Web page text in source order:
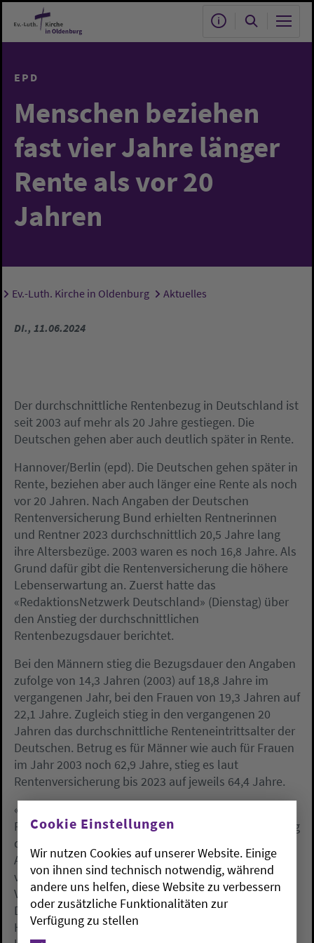
Zum Hauptinhalt springen
EPD
Menschen beziehen
fast vier Jahre länger
Rente als vor 20
Jahren
Sie sind hier:
Ev.-Luth. Kirche in Oldenburg Aktuelles
DI., 11.06.2024
Der durchschnittliche Rentenbezug in Deutschland ist
seit 2003 auf mehr als 20 Jahre gestiegen. Die
Deutschen gehen aber auch deutlich später in Rente.
Hannover/Berlin (epd). Die Deutschen gehen später in
Rente, beziehen aber auch länger eine Rente als noch
vor 20 Jahren. Nach Angaben der Deutschen
Rentenversicherung Bund erhielten Rentnerinnen
und Rentner 2023 durchschnittlich 20,5 Jahre lang
ihre Altersbezüge. 2003 waren es noch 16,8 Jahre. Als
Grund dafür gibt die Rentenversicherung die höhere
Lebenserwartung an. Zuerst hatte das
«RedaktionsNetzwerk Deutschland» (Dienstag) über
den Anstieg der durchschnittlichen
Rentenbezugsdauer berichtet.
Bei den Männern stieg die Bezugsdauer den Angaben
zufolge von 14,3 Jahren (2003) auf 18,8 Jahre im
vergangenen Jahr, bei den Frauen von 19,3 Jahren auf
22,1 Jahre. Zugleich stieg in den vergangenen 20
Jahren das durchschnittliche Renteneintrittsalter der
Deutschen. Betrug es für Männer wie auch für Frauen
im Jahr 2003 noch 62,9 Jahre, stieg es laut
Rentenversicherung bis 2023 auf jeweils 64,4 Jahre.
«Grund für den langfristigen Anstieg des
Renteneintrittsalters sind insbesondere die Anhebung
der Altersgrenzen für die Inanspruchnahme einer
Altersrente und das Auslaufen von zwei
vorgezogenen Altersrentenarten», sagte der
Vorsitzende der Bundesvertreterversammlung der
Deutschen Rentenversicherung Bund, Uwe
Hildebrandt. Die vorgezogenen Altersrentenarten
Cookie Einstellungen
Wir nutzen Cookies auf unserer Website. Einige
von ihnen sind technisch notwendig, während
andere uns helfen, diese Website zu verbessern
oder zusätzliche Funktionalitäten zur
Verfügung zu stellen